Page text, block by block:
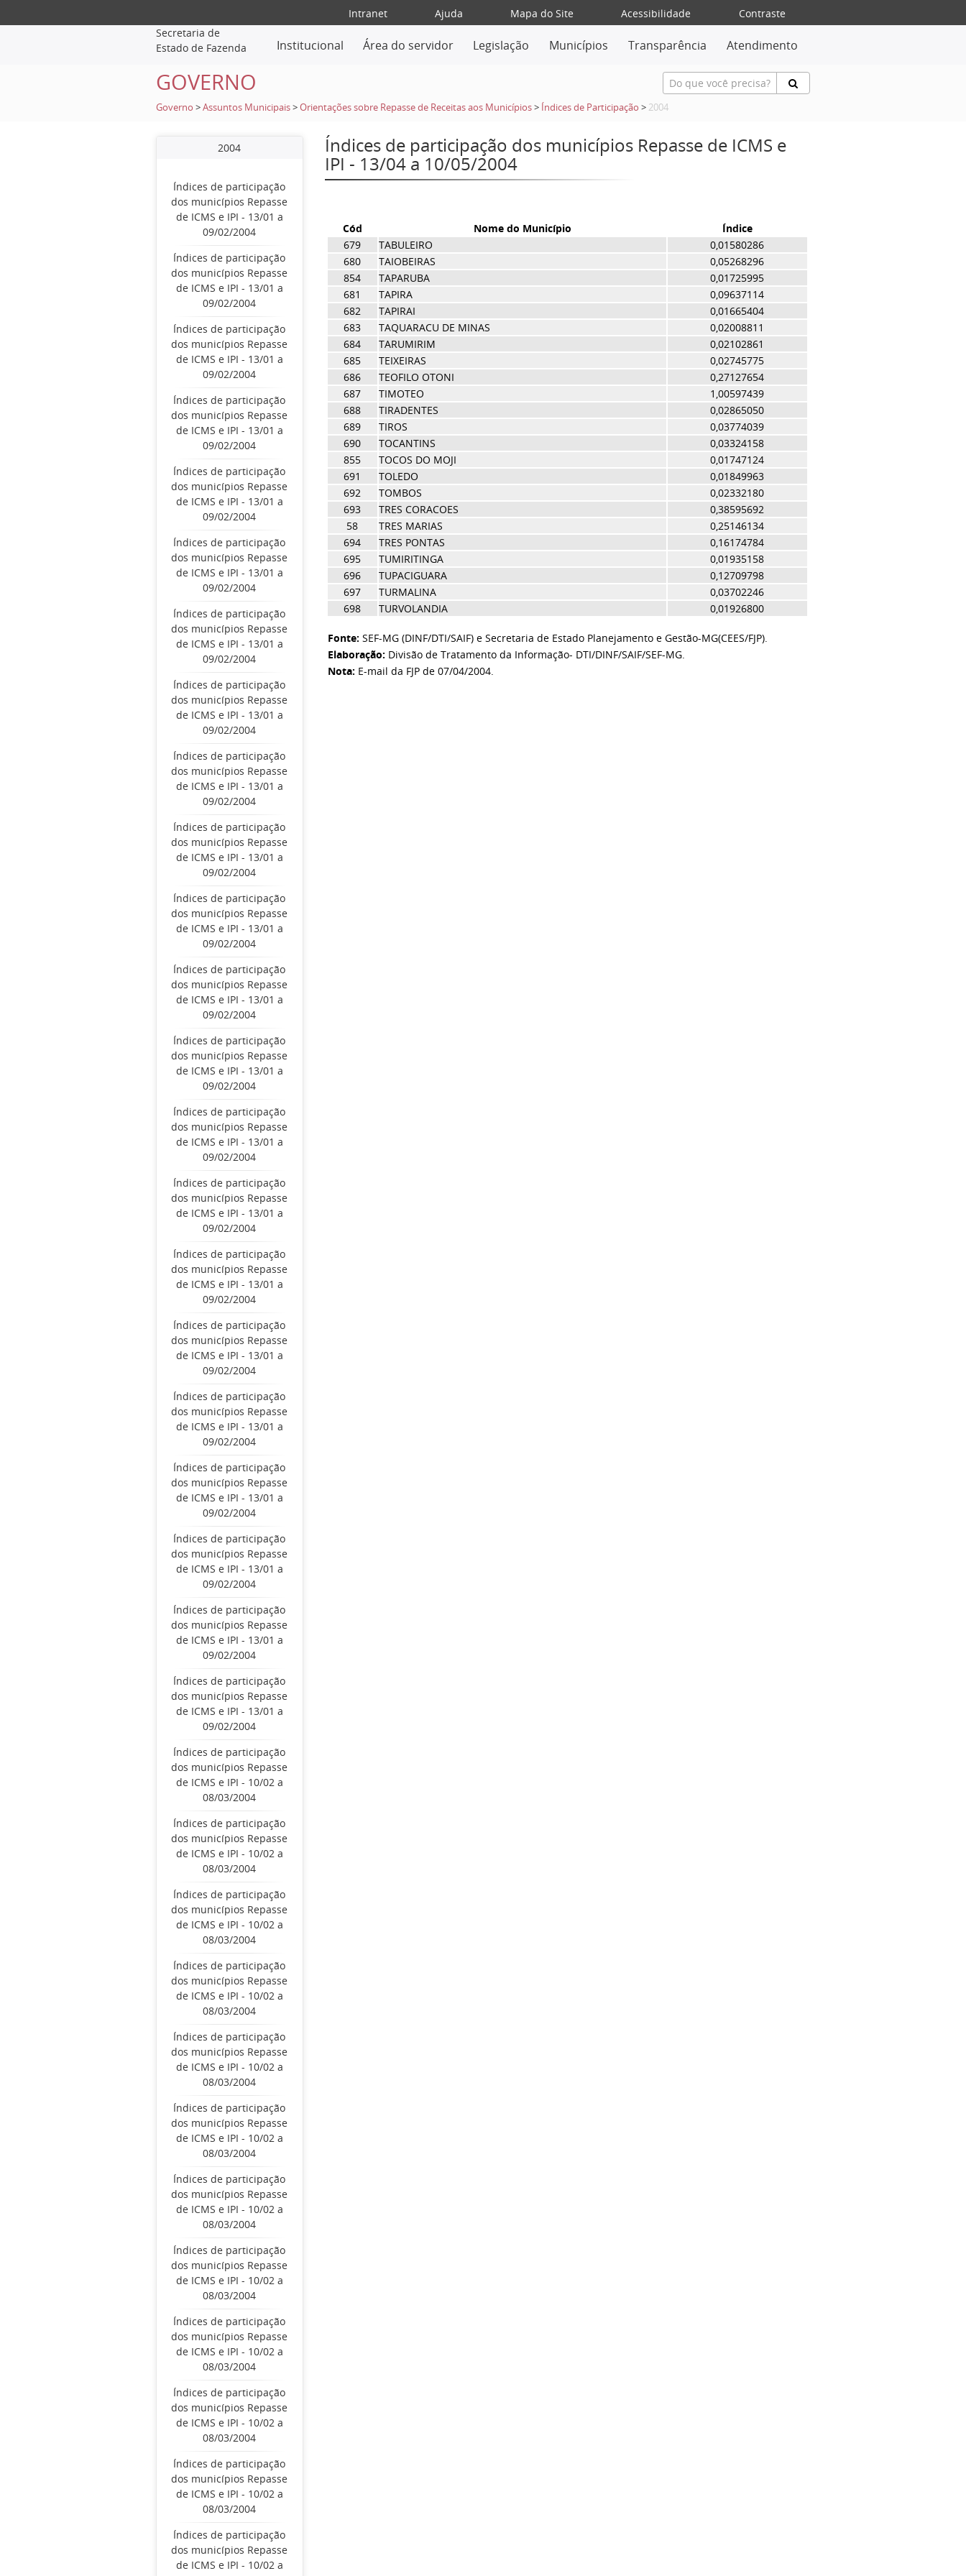
Intranet Ajuda Mapa do Site Acessibilidade
Contraste
Secretaria de
Estado de Fazenda
Institucional Área do servidor Legislação Municípios Transparência Atendimento
GOVERNO
Governo >Assuntos Municipais >Orientações sobre Repasse de Receitas aos Municípios > Índices de Participação > 2004
2004
Índices de participação
dos municípios Repasse
de ICMS e IPI - 13/01 a
09/02/2004
Índices de participação
dos municípios Repasse
de ICMS e IPI - 13/01 a
09/02/2004
Índices de participação
dos municípios Repasse
de ICMS e IPI - 13/01 a
09/02/2004
Índices de participação
dos municípios Repasse
de ICMS e IPI - 13/01 a
09/02/2004
Índices de participação
dos municípios Repasse
de ICMS e IPI - 13/01 a
09/02/2004
Índices de participação
dos municípios Repasse
de ICMS e IPI - 13/01 a
09/02/2004
Índices de participação
dos municípios Repasse
de ICMS e IPI - 13/01 a
09/02/2004
Índices de participação
dos municípios Repasse
de ICMS e IPI - 13/01 a
09/02/2004
Índices de participação
dos municípios Repasse
de ICMS e IPI - 13/01 a
09/02/2004
Índices de participação
dos municípios Repasse
de ICMS e IPI - 13/01 a
09/02/2004
Índices de participação
dos municípios Repasse
de ICMS e IPI - 13/01 a
09/02/2004
Índices de participação
dos municípios Repasse
de ICMS e IPI - 13/01 a
09/02/2004
Índices de participação
dos municípios Repasse
de ICMS e IPI - 13/01 a
09/02/2004
Índices de participação
dos municípios Repasse
de ICMS e IPI - 13/01 a
09/02/2004
Índices de participação
dos municípios Repasse
de ICMS e IPI - 13/01 a
09/02/2004
Índices de participação
dos municípios Repasse
de ICMS e IPI - 13/01 a
09/02/2004
Índices de participação
dos municípios Repasse
de ICMS e IPI - 13/01 a
09/02/2004
Índices de participação
dos municípios Repasse
de ICMS e IPI - 13/01 a
09/02/2004
Índices de participação
dos municípios Repasse
de ICMS e IPI - 13/01 a
09/02/2004
Índices de participação
dos municípios Repasse
de ICMS e IPI - 13/01 a
09/02/2004
Índices de participação
dos municípios Repasse
de ICMS e IPI - 13/01 a
09/02/2004
Índices de participação
dos municípios Repasse
de ICMS e IPI - 13/01 a
09/02/2004
Índices de participação
dos municípios Repasse
de ICMS e IPI - 10/02 a
08/03/2004
Índices de participação
dos municípios Repasse
de ICMS e IPI - 10/02 a
08/03/2004
Índices de participação
dos municípios Repasse
de ICMS e IPI - 10/02 a
08/03/2004
Índices de participação
dos municípios Repasse
de ICMS e IPI - 10/02 a
08/03/2004
Índices de participação
dos municípios Repasse
de ICMS e IPI - 10/02 a
08/03/2004
Índices de participação
dos municípios Repasse
de ICMS e IPI - 10/02 a
08/03/2004
Índices de participação
dos municípios Repasse
de ICMS e IPI - 10/02 a
08/03/2004
Índices de participação
dos municípios Repasse
de ICMS e IPI - 10/02 a
08/03/2004
Índices de participação
dos municípios Repasse
de ICMS e IPI - 10/02 a
08/03/2004
Índices de participação
dos municípios Repasse
de ICMS e IPI - 10/02 a
08/03/2004
Índices de participação
dos municípios Repasse
de ICMS e IPI - 10/02 a
08/03/2004
Índices de participação
dos municípios Repasse
de ICMS e IPI - 10/02 a
Índices de participação dos municípios Repasse de ICMS e
IPI - 13/04 a 10/05/2004
Cód Nome do Município
Índice
679
TABULEIRO
0,01580286
680
TAIOBEIRAS
0,05268296
854
TAPARUBA
0,01725995
681
TAPIRA
0,09637114
682
TAPIRAI
0,01665404
683
TAQUARACU DE MINAS
0,02008811
684
TARUMIRIM
0,02102861
685
TEIXEIRAS
0,02745775
686
TEOFILO OTONI
0,27127654
687
TIMOTEO
1,00597439
688
TIRADENTES
0,02865050
689
TIROS
0,03774039
690
TOCANTINS
0,03324158
855
TOCOS DO MOJI
0,01747124
691
TOLEDO
0,01849963
692
TOMBOS
0,02332180
693
TRES CORACOES
0,38595692
58
TRES MARIAS
0,25146134
694
TRES PONTAS
0,16174784
695
TUMIRITINGA
0,01935158
696
TUPACIGUARA
0,12709798
697
TURMALINA
0,03702246
698
TURVOLANDIA 0,01926800
Fonte: SEF-MG (DINF/DTI/SAIF) e Secretaria de Estado Planejamento e Gestão-MG(CEES/FJP).
Elaboração: Divisão de Tratamento da Informação- DTI/DINF/SAIF/SEF-MG.
Nota: E-mail da FJP de 07/04/2004.